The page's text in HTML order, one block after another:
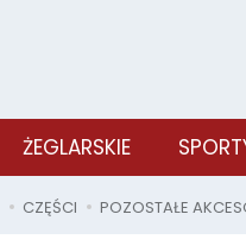
ŻEGLARSKIE
CZĘŚCI POZOSTAŁE